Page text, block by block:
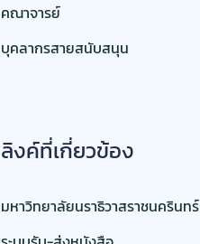
คณาจารย์
บุคลากรสายสนับสนุน
ลิงค์ที่เกี่ยวข้อง
มหาวิทยาลัยนราธิวาสราชนครินทร์